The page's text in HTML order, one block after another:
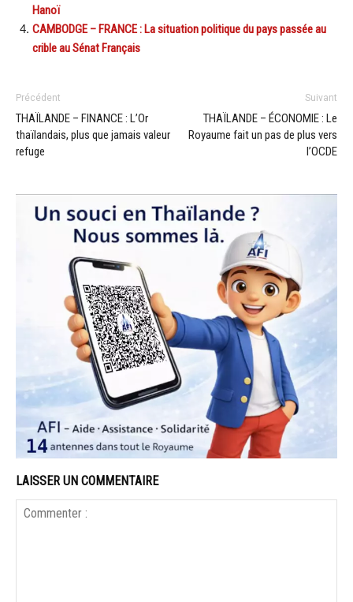
Hanoï
CAMBODGE – FRANCE : La situation politique du pays passée au
crible au Sénat Français
Précédent
THAÏLANDE – FINANCE : L’Or
thaïlandais, plus que jamais valeur
refuge
Suivant
THAÏLANDE – ÉCONOMIE : Le
Royaume fait un pas de plus vers
l’OCDE
LAISSER UN COMMENTAIRE